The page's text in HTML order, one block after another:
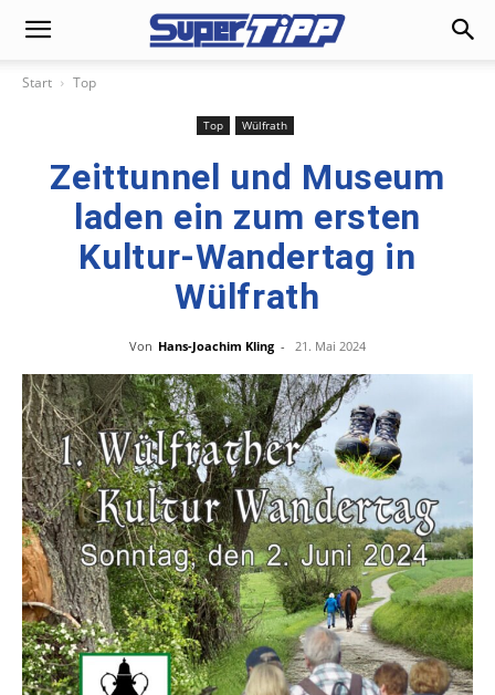
Start Top
Top Wülfrath
Zeittunnel und Museum
laden ein zum ersten
Kultur-Wandertag in
Wülfrath
Von Hans-Joachim Kling - 21. Mai 2024